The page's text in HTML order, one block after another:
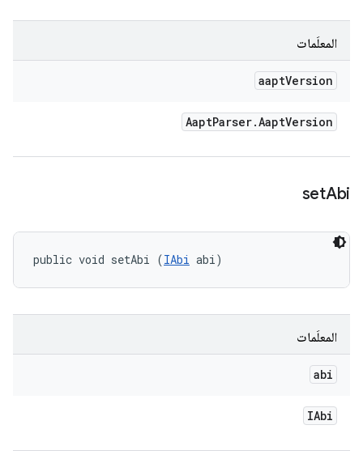
المعلَمات
aaptVersion
AaptParser.AaptVersion
setAbi
public void setAbi (IAbi abi)
المعلَمات
abi
IAbi